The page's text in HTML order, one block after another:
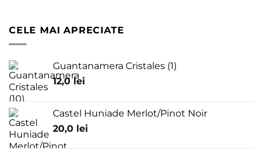
CELE MAI APRECIATE
Guantanamera Cristales (1)
12,0 lei
Castel Huniade Merlot/Pinot Noir
20,0 lei